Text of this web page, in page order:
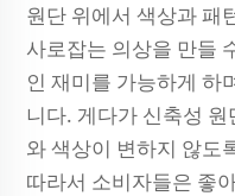
원단 위에서 색상과 패
사로잡는 의상을 만들
인 재미를 가능하게 하
니다. 게다가 신축성
와 색상이 변하지 않도
따라서 소비자들은 좋